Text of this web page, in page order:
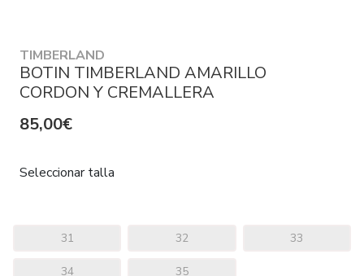
TIMBERLAND
BOTIN TIMBERLAND AMARILLO
CORDON Y CREMALLERA
85,00€
Seleccionar talla
31 32 33
34 35